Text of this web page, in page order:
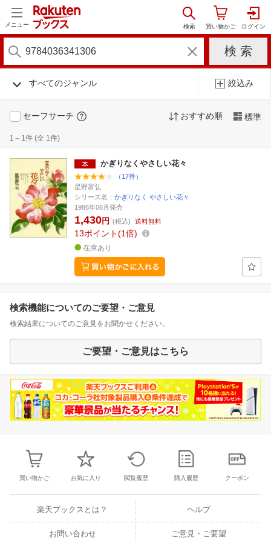
メニュー
すべてのジャンル 絞込み
セーフサーチ おすすめ順 標準
1～1件 (全 1件)
かぎりなくやさしい花々
（17件）
星野富弘
シリーズ名： かぎりなく やさしい花々
1986年06月発売
1,430円 (税込) 送料無料
13ポイント 1倍
在庫あり
検索機能についてのご要望・ご意見
検索結果についてのご意見をお聞かせください。
ご要望・ご意見はこちら
買い物かご お気に入り 閲覧履歴 購入履歴 クーポン
楽天ブックスとは？ ヘルプ
お問い合わせ ご意見・ご要望